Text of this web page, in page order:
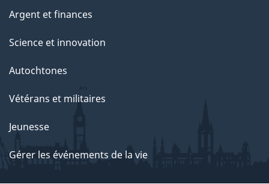
Argent et finances
Science et innovation
Autochtones
Vétérans et militaires
Jeunesse
Gérer les événements de la vie